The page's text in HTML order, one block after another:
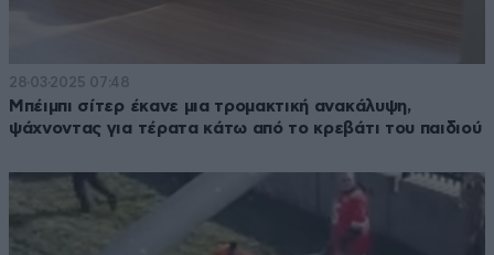
28·03·2025 07:48
Μπέιμπι σίτερ έκανε μια τρομακτική ανακάλυψη,
ψάχνοντας για τέρατα κάτω από το κρεβάτι του παιδιού